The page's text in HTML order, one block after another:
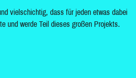
vielschichtig, dass für jeden etwas dabei
und werde Teil dieses großen Projekts.